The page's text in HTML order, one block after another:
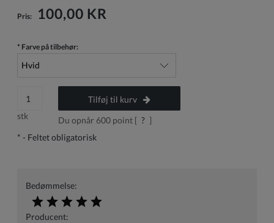
Pris: 100,00 KR
* Farve på tilbehør:
stk
Tilføj til kurv
Du opnår 600point [ ? ]
* - Feltet obligatorisk
Bedømmelse:
Producent: